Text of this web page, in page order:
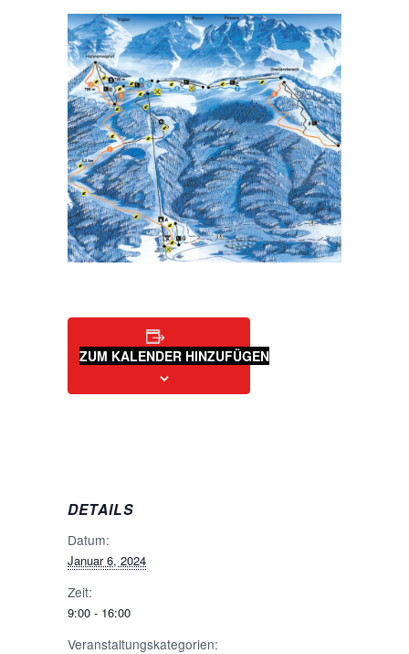
ZUM KALENDER HINZUFÜGEN
DETAILS
Datum:
Januar 6, 2024
Zeit:
9:00 - 16:00
Veranstaltungskategorien: